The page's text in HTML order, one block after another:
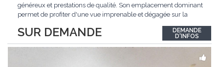
SUR DEMANDE
généreux et prestations de qualité. Son emplacement dominant
permet de profiter d'une vue imprenable et dégagée sur la
excavé, cette villa propose une surface habitable utile de plus
de 260 m², soigneusement...
DEMANDE
D'INFOS